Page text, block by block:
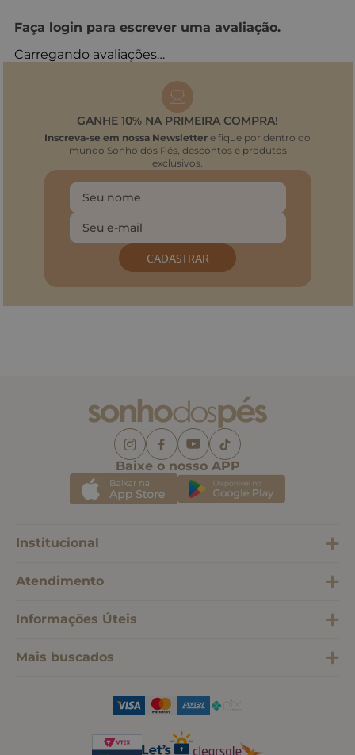
Faça login para escrever uma avaliação.
Carregando avaliações…
GANHE 10% NA PRIMEIRA COMPRA!
Inscreva-se em nossa Newsletter e fique por dentro do
mundo Sonho dos Pés, descontos e produtos
exclusivos.
CADASTRAR
Baixe o nosso APP
Institucional
Atendimento
Informações Úteis
Mais buscados